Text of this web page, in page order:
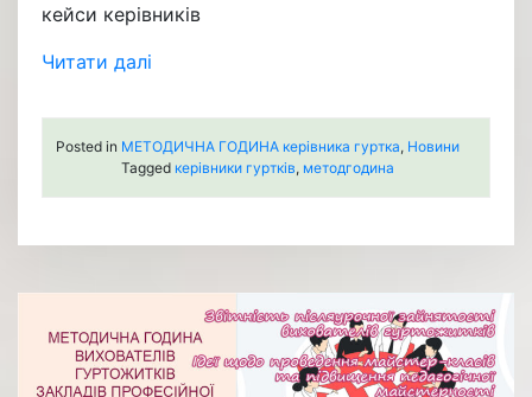
кейси керівників
Читати далі
Posted in МЕТОДИЧНА ГОДИНА керівника гуртка, Новини
Tagged керівники гуртків, методгодина